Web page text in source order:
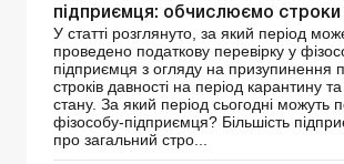
підприємця: обчислюємо строки
У статті розглянуто, за який період
проведено податкову перевірку у
підприємця з огляду на призупинення
строків давності на період карантину
стану. За який період сьогодні можуть
фізособу-підприємця? Більшість
про загальний стро...